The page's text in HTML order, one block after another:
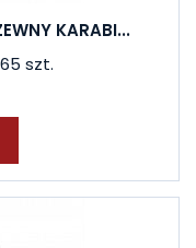
KARABI...
szt.